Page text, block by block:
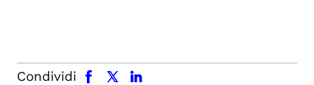
Condividi
facebook x.com linkedin